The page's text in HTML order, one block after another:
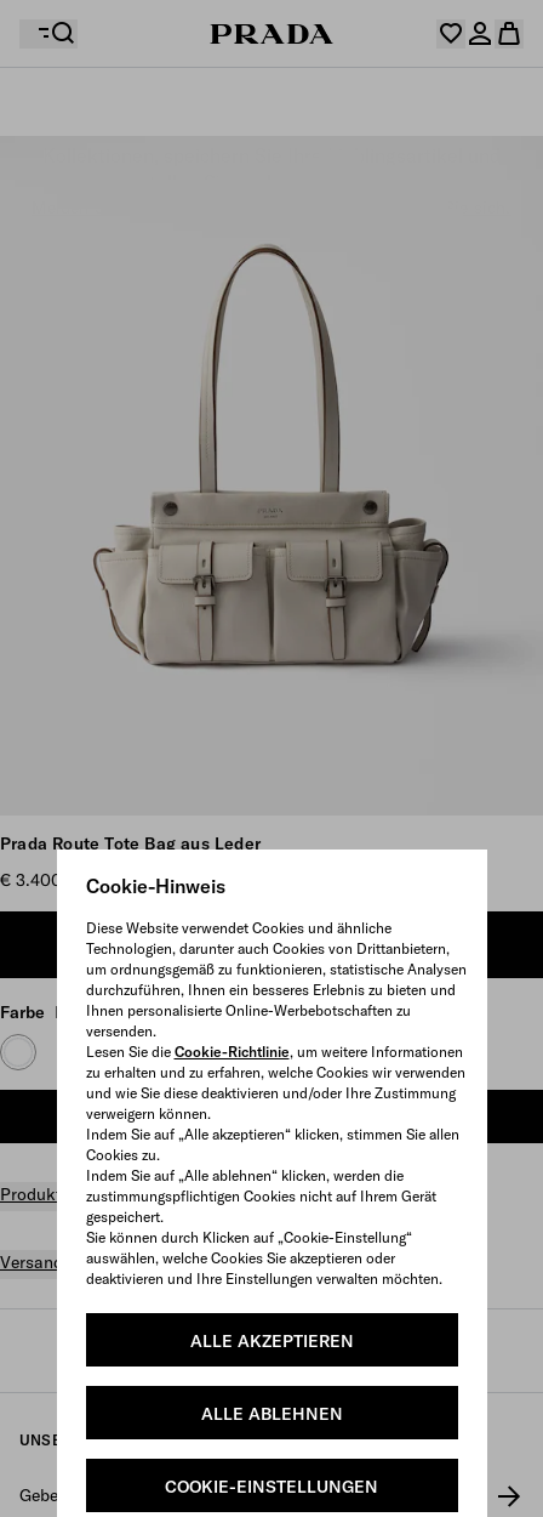
Cookie-Hinweis
Diese Website verwendet Cookies und ähnliche
Technologien, darunter auch Cookies von Drittanbietern,
um ordnungsgemäß zu funktionieren, statistische Analysen
durchzuführen, Ihnen ein besseres Erlebnis zu bieten und
Ihnen personalisierte Online-Werbebotschaften zu
versenden.
Lesen Sie die Cookie-Richtlinie, um weitere Informationen
zu erhalten und zu erfahren, welche Cookies wir verwenden
und wie Sie diese deaktivieren und/oder Ihre Zustimmung
verweigern können.
Indem Sie auf „Alle akzeptieren“ klicken, stimmen Sie allen
Cookies zu.
Indem Sie auf „Alle ablehnen“ klicken, werden die
zustimmungspflichtigen Cookies nicht auf Ihrem Gerät
gespeichert.
Sie können durch Klicken auf „Cookie-Einstellung“
auswählen, welche Cookies Sie akzeptieren oder
deaktivieren und Ihre Einstellungen verwalten möchten.
ALLE AKZEPTIEREN
ALLE ABLEHNEN
COOKIE-EINSTELLUNGEN
Ihr Warenkorb ist leer
Weitere Bilder anzeigen
Prada Route Tote Bag aus Leder
€ 3.400
ZUM WARENKORB HINZUFÜGEN
Farbe Kalkweiss
ZUM WARENKORB HINZUFÜGEN
Produktdetails
Versand und Rückgabe gratis
Damen / Taschen / Tragetaschen
UNSEREN NEWSLETTER ERHALTEN
Geben Sie Ihre E-Mail-Adresse ein *